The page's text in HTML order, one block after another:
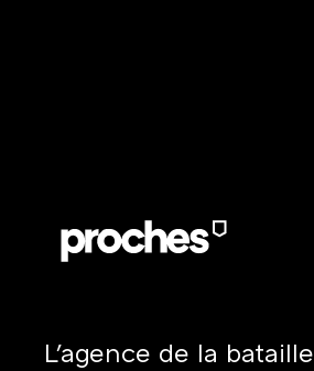
L'agence de la bataille